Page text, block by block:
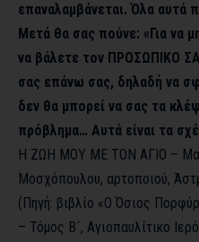
επαναλαμβάνεται. Όλα αυτά
Μετά θα σας πούνε: «Για να
να βάλετε τον ΠΡΟΣΩΠΙΚΟ
σας επάνω σας, δηλαδή να
δεν θα μπορεί να σας τα
πρόβλημα… Αυτά είναι τα
Η ΖΩΗ ΜΟΥ ΜΕ ΤΟΝ ΑΓΙΟ –
Μοσχόπουλου, αρτοποιού,
(Πηγή: βιβλίο «Ο Όσιος
– Τόμος Β´, Αγιοπαυλίτικο